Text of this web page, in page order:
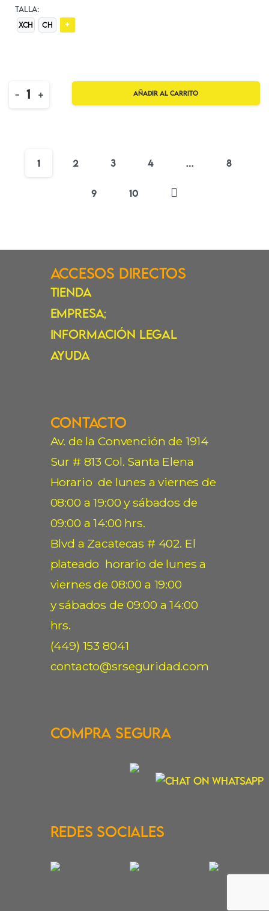
TALLA:
XCH
CH +
Quantity
- + Añadir al carrito
1 2 3 4 … 8
9 10
Accesos Directos
Tienda
Empresa;
Información Legal
Ayuda
Contacto
Av. de la Convención de 1914
Sur # 813 Col. Santa Elena
Horario de lunes a viernes de
08:00 a 19:00 y sábados de
09:00 a 14:00 hrs.
Blvd a Zacatecas # 402. El
plateado horario de lunes a
viernes de 08:00 a 19:00
y sábados de 09:00 a 14:00
hrs.
(449) 153 8041
contacto@srseguridad.com
Compra Segura
Redes Sociales